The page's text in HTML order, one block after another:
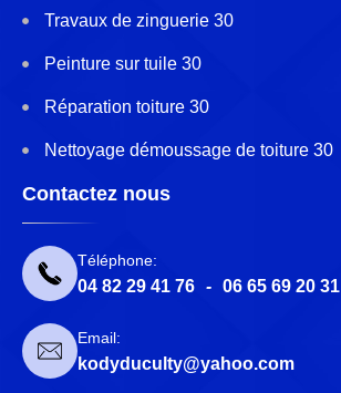
Travaux de zinguerie 30
Peinture sur tuile 30
Réparation toiture 30
Nettoyage démoussage de toiture 30
Contactez nous
Téléphone:
04 82 29 41 76 - 06 65 69 20 31
Email:
kodyduculty@yahoo.com